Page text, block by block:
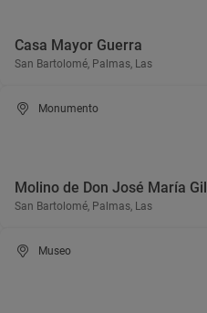
Casa Mayor Guerra
San Bartolomé, Palmas, Las
Monumento
Molino de Don José María Gil
San Bartolomé, Palmas, Las
Museo